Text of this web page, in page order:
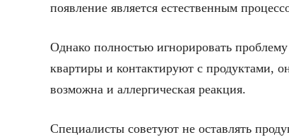
появление является естественным
Однако полностью игнорировать
квартиры и контактируют с продуктами,
возможна и аллергическая реакция.
Специалисты советуют не оставлять